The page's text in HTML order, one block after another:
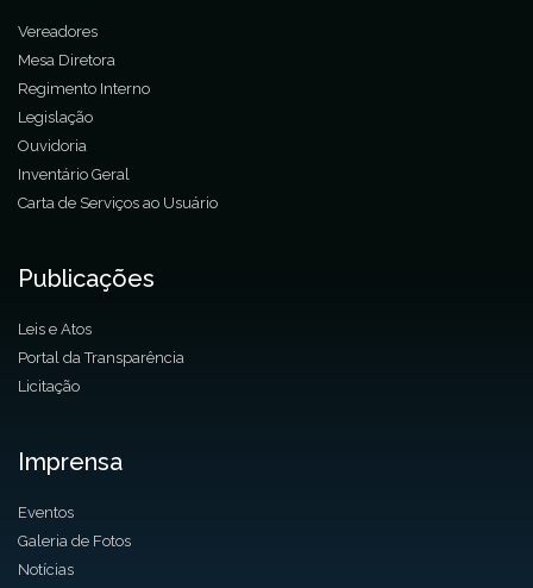
Vereadores
Mesa Diretora
Regimento Interno
Legislação
Ouvidoria
Inventário Geral
Carta de Serviços ao Usuário
Publicações
Leis e Atos
Portal da Transparência
Licitação
Imprensa
Eventos
Galeria de Fotos
Notícias